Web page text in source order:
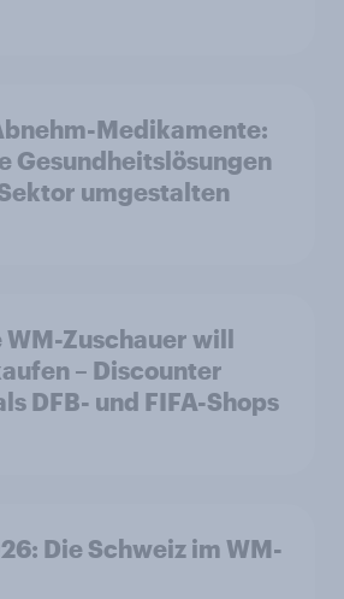
Medikamente:
Gesundheitslösungen
umgestalten
Zuschauer will
– Discounter
DFB- und FIFA-Shops
Die Schweiz im WM-